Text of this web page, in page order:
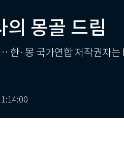
의 몽골 드림
한·몽 국가연합 저작권자는